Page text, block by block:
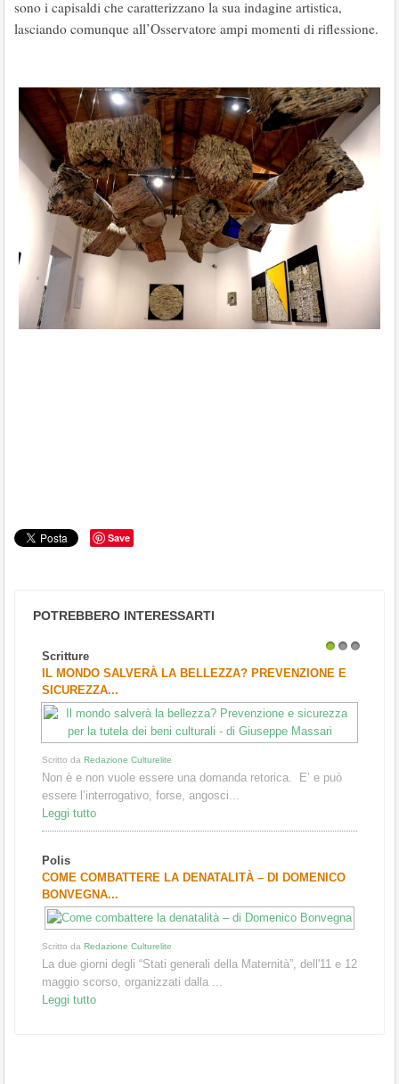
sono i capisaldi che caratterizzano la sua indagine artistica,
lasciando comunque all’Osservatore ampi momenti di riflessione.
Save
POTREBBERO INTERESSARTI
Scritture
IL MONDO SALVERÀ LA BELLEZZA? PREVENZIONE E
SICUREZZA...
Scritto da Redazione Culturelite
Non è e non vuole essere una domanda retorica. E’ e può
essere l’interrogativo, forse, angosci...
Leggi tutto
Polis
COME COMBATTERE LA DENATALITÀ – DI DOMENICO
BONVEGNA...
Scritto da Redazione Culturelite
La due giorni degli “Stati generali della Maternità”, dell'11 e 12
maggio scorso, organizzati dalla ...
Leggi tutto